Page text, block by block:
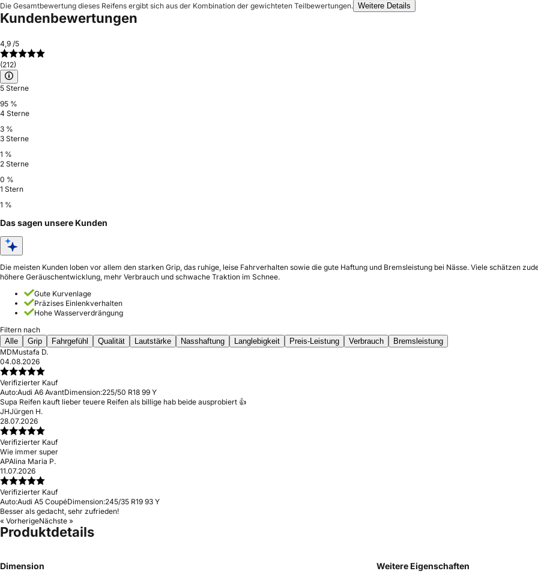
Die Gesamtbewertung dieses Reifens ergibt sich aus der Kombination der gewichteten Teilbewertungen. Weitere Details
Kundenbewertungen
4,9 /5
(212)
5 Sterne
95 %
4 Sterne
3 %
3 Sterne
1 %
2 Sterne
0 %
1 Stern
1 %
Das sagen unsere Kunden
Die meisten Kunden loben vor allem den starken Grip, das ruhige, leise Fahrverhalten sowie die gute Haftung und Bremsleistung bei Nässe. Viele schätzen
höhere Geräuschentwicklung, mehr Verbrauch und schwache Traktion im Schnee.
Gute Kurvenlage
Präzises Einlenkverhalten
Hohe Wasserverdrängung
Filtern nach
Alle
Grip Fahrgefühl Qualität Lautstärke Nasshaftung Langlebigkeit Preis-Leistung Verbrauch
Bremsleistung
MDMustafa D.
04.08.2026
Verifizierter Kauf
Auto:Audi A6 AvantDimension:225/50 R18 99 Y
Supa Reifen kauft lieber teuere Reifen als billige hab beide ausprobiert 👍
JHJürgen H.
28.07.2026
Verifizierter Kauf
Wie immer super
APAlina Maria P.
11.07.2026
Verifizierter Kauf
Auto:Audi A5 CoupéDimension:245/35 R19 93 Y
Besser als gedacht, sehr zufrieden!
« VorherigeNächste »
Produktdetails
Dimension Weitere Eigenschaften